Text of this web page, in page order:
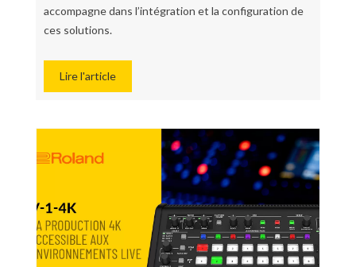
accompagne dans l’intégration et la configuration de
ces solutions.
Lire l'article